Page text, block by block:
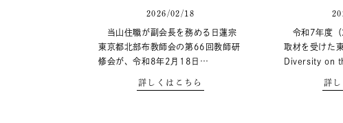
2026/02/18
当山住職が副会長を務める日蓮宗
東京都北部布教師会の第66回教師研
修会が、令和8年2月18日…
詳しくはこちら
令和7年度（
取材を受けた
Diversity on
詳し